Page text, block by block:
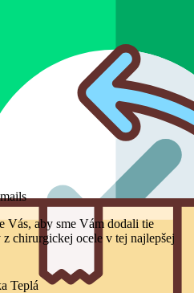
Vás, aby sme Vám dodali tie
chirurgickej ocele v tej najlepšej
Teplá